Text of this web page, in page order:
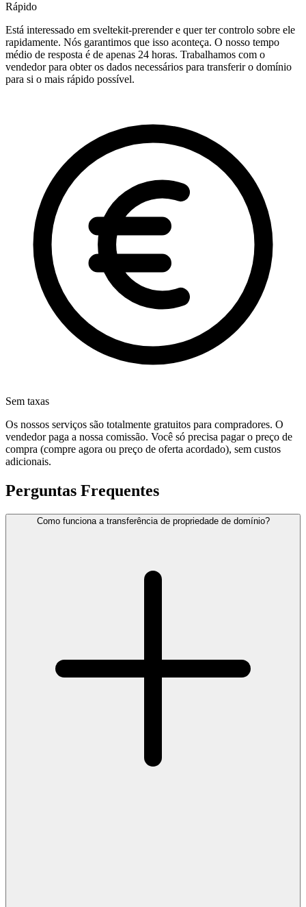
Rápido
Está interessado em sveltekit-prerender e quer ter controlo sobre ele
rapidamente. Nós garantimos que isso aconteça. O nosso tempo
médio de resposta é de apenas 24 horas. Trabalhamos com o
vendedor para obter os dados necessários para transferir o domínio
para si o mais rápido possível.
Sem taxas
Os nossos serviços são totalmente gratuitos para compradores. O
vendedor paga a nossa comissão. Você só precisa pagar o preço de
compra (compre agora ou preço de oferta acordado), sem custos
adicionais.
Perguntas Frequentes
Como funciona a transferência de propriedade de domínio?